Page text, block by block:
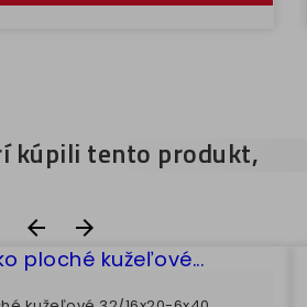
kúpili tento produkt,
 